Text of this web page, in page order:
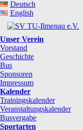
Deutsch
English
Unser Verein
Vorstand
Geschichte
Bus
Sponsoren
Impressum
Kalender
Trainingskalender
Veranstaltungskalender
Busvergabe
Sportarten